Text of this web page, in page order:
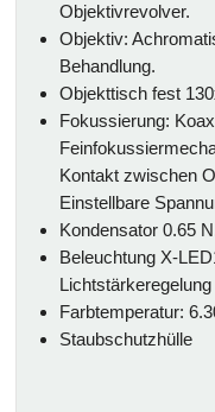
Objektivrevolver.
Objektiv:
Behandlung.
Objekttisch fest
Fokussierung:
Kontakt zwischen
Einstellbare
Kondensator 0.65
Beleuchtung X-
Lichtstärkeregelung
Farbtemperatur:
Staubschutzhülle